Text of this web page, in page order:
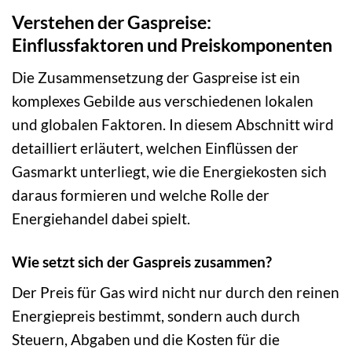
Verstehen der Gaspreise:
Einflussfaktoren und Preiskomponenten
Die Zusammensetzung der Gaspreise ist ein
komplexes Gebilde aus verschiedenen lokalen
und globalen Faktoren. In diesem Abschnitt wird
detailliert erläutert, welchen Einflüssen der
Gasmarkt unterliegt, wie die Energiekosten sich
daraus formieren und welche Rolle der
Energiehandel dabei spielt.
Wie setzt sich der Gaspreis zusammen?
Der Preis für Gas wird nicht nur durch den reinen
Energiepreis bestimmt, sondern auch durch
Steuern, Abgaben und die Kosten für die